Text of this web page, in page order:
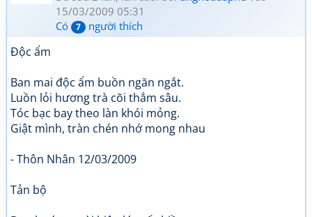
15/03/2009 05:31
Có
7 người thích
Độc ẩm
Ban mai độc ẩm buồn ngăn ngắt.
Luồn lỏi hương trà cõi thẳm sâu.
Tóc bạc bay theo làn khói mỏng.
Giật mình, tràn chén nhớ mong nhau
- Thôn Nhân 12/03/2009
Tản bộ